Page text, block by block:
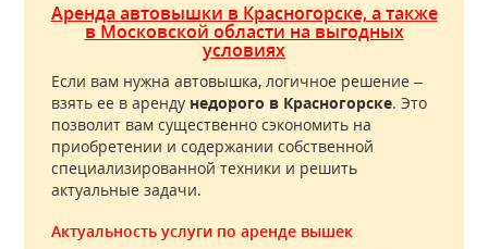
Аренда автовышки в Красногорске, а также
в Московской области на выгодных
условиях
Если вам нужна автовышка, логичное решение –
взять ее в аренду недорого в Красногорске. Это
позволит вам существенно сэкономить на
приобретении и содержании собственной
специализированной техники и решить
актуальные задачи.
Актуальность услуги по аренде вышек